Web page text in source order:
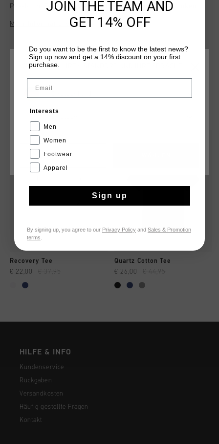
Passform. Es traegt das Cruyff Sports-Logo auf der linken
Brust und die ikonische Nummer 14 auf dem Rucken. Die
normale Passform sorgt fur Komfort sowohl bei sportlichen
Mehr Informationen
DAS KÖNNTE IHNEN AUCH GEFALLEN
Recovery Tee
€ 22,00 € 37,95
Quartz Cotton Tee
€ 26,00 € 44,95
HILFE & INFO
Kundenservice
Rückgaben
Versandkosten
Häufig gestellte Fragen
Kontakt
WÄHLEN SIE IHREN STANDORT UND IHRE SPRACHE
CANCEL
JOIN THE TEAM AND
GET 14% OFF
Do you want to be the first to know the latest news?
Sign up now and get a 14% discount on your first
purchase.
Interests
Men
Women
Footwear
Apparel
Sign up
By signing up, you agree to our Privacy Policy and Sales & Promotion
terms